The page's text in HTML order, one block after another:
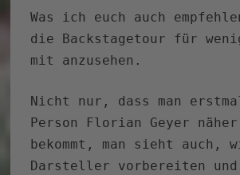
Was ich euch auch
die Backstagetour für
mit anzusehen.
Nicht nur, dass man
Person Florian Geyer
bekommt, man sieht auch,
Darsteller vorbereiten und